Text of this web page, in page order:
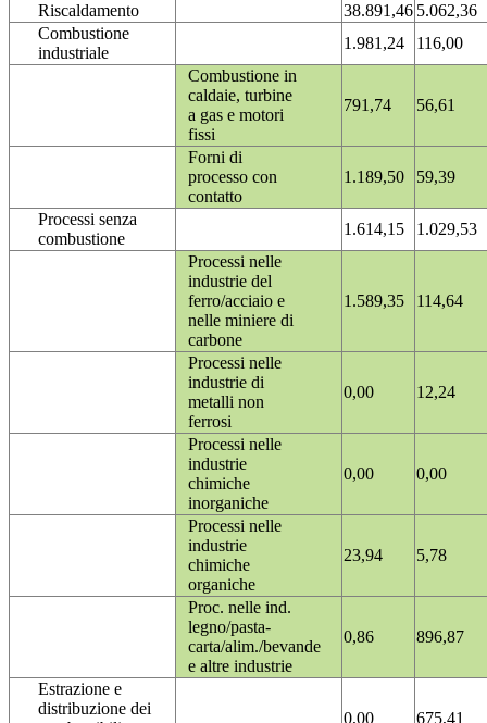
Riscaldamento
38.891,46 5.062,36
Combustione
industriale
1.981,24
116,00
Combustione in
caldaie, turbine
a gas e motori
fissi
791,74 56,61
Forni di
processo con
contatto
1.189,50 59,39
Processi senza
combustione
1.614,15
1.029,53
Processi nelle
industrie del
ferro/acciaio e
nelle miniere di
carbone
1.589,35 114,64
Processi nelle
industrie di
metalli non
ferrosi
0,00 12,24
Processi nelle
industrie
chimiche
inorganiche
0,00 0,00
Processi nelle
industrie
chimiche
organiche
23,94 5,78
Proc. nelle ind.
legno/pasta-
carta/alim./bevande
e altre industrie
0,86 896,87
Estrazione e
distribuzione dei
0,00 675,41